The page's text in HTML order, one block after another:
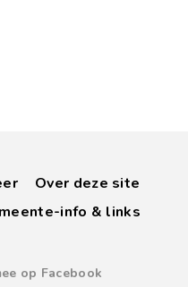
Over deze site
info & links
op Facebook